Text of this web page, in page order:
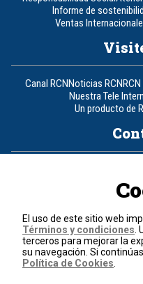
Informe de
Ventas
Canal RCNNoticias RCN
Nuestra Tele
Un producto de
©
Todos los
El uso de este sitio web
Términos y condiciones
terceros para mejorar la
su navegación. Si
Política de Cookies